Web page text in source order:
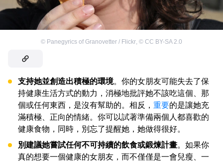
© Panegyrics of Granovetter / Flickr, © CC BY-SA 2.0
支持她並創造出積極的環境。你的女朋友可能失去了保
持健康生活方式的動力，消極地批評她不該吃這個、那
個或任何東西，是沒有幫助的。相反， 重要的是讓她充
滿積極、正向的情緒。你可以試著準備兩個人都喜歡的
健康食物，同時，別忘了提醒她，她做得很好。
別建議她嘗試任何不可持續的飲食或鍛煉計畫。如果你
真的想要一個健康的女朋友，而不僅僅是一會兒瘦、一